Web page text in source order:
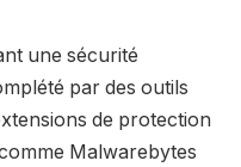
une sécurité
par des outils
de protection
Malwarebytes